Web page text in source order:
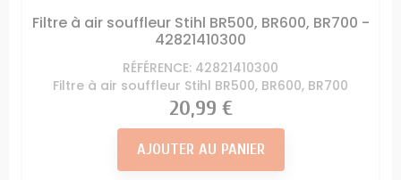
Filtre à air souffleur Stihl BR500, BR600, BR700 -
42821410300
RÉFÉRENCE: 42821410300
Filtre à air souffleur Stihl BR500, BR600, BR700
Prix
20,99 €
AJOUTER AU PANIER